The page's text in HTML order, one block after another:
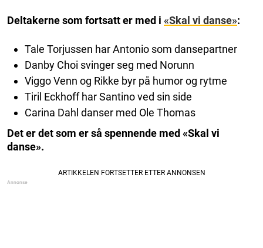
Deltakerne som fortsatt er med i «Skal vi danse»:
Tale Torjussen har Antonio som dansepartner
Danby Choi svinger seg med Norunn
Viggo Venn og Rikke byr på humor og rytme
Tiril Eckhoff har Santino ved sin side
Carina Dahl danser med Ole Thomas
Det er det som er så spennende med «Skal vi
danse».